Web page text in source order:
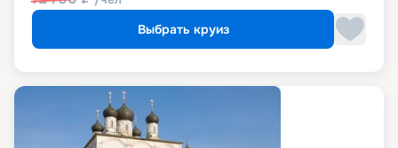
Выбрать круиз